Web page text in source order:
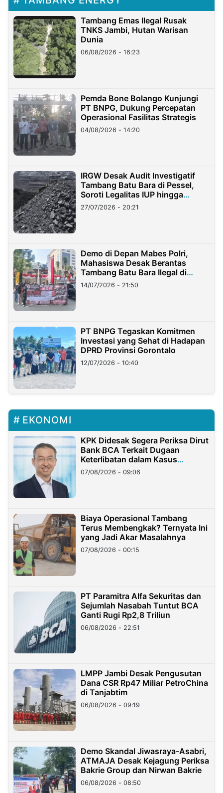
Tambang Emas Ilegal Rusak
TNKS Jambi, Hutan Warisan
Dunia
06/08/2026 - 16:23
Pemda Bone Bolango Kunjungi
PT BNPG, Dukung Percepatan
Operasional Fasilitas Strategis
04/08/2026 - 14:20
IRGW Desak Audit Investigatif
Tambang Batu Bara di Pessel,
Soroti Legalitas IUP hingga
Stockpile
27/07/2026 - 20:21
Demo di Depan Mabes Polri,
Mahasiswa Desak Berantas
Tambang Batu Bara Ilegal di
Lampung
14/07/2026 - 21:50
PT BNPG Tegaskan Komitmen
Investasi yang Sehat di Hadapan
DPRD Provinsi Gorontalo
12/07/2026 - 10:40
EKONOMI
KPK Didesak Segera Periksa Dirut
Bank BCA Terkait Dugaan
Keterlibatan dalam Kasus
Hilangnya Dana Nasabah Rp2,58
Miliar
07/08/2026 - 09:06
Biaya Operasional Tambang
Terus Membengkak? Ternyata Ini
yang Jadi Akar Masalahnya
07/08/2026 - 00:15
PT Paramitra Alfa Sekuritas dan
Sejumlah Nasabah Tuntut BCA
Ganti Rugi Rp2,8 Triliun
06/08/2026 - 22:51
LMPP Jambi Desak Pengusutan
Dana CSR Rp47 Miliar PetroChina
di Tanjabtim
06/08/2026 - 09:19
Demo Skandal Jiwasraya-Asabri,
ATMAJA Desak Kejagung Periksa
Bakrie Group dan Nirwan Bakrie
06/08/2026 - 08:50